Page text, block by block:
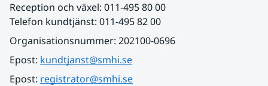
Reception och växel: 011-495 80 00
Telefon kundtjänst: 011-495 82 00
Organisationsnummer: 202100-0696
Epost: kundtjanst@smhi.se
Epost: registrator@smhi.se